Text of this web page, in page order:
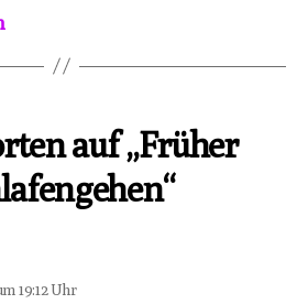
auf „Früher
19:12 Uhr